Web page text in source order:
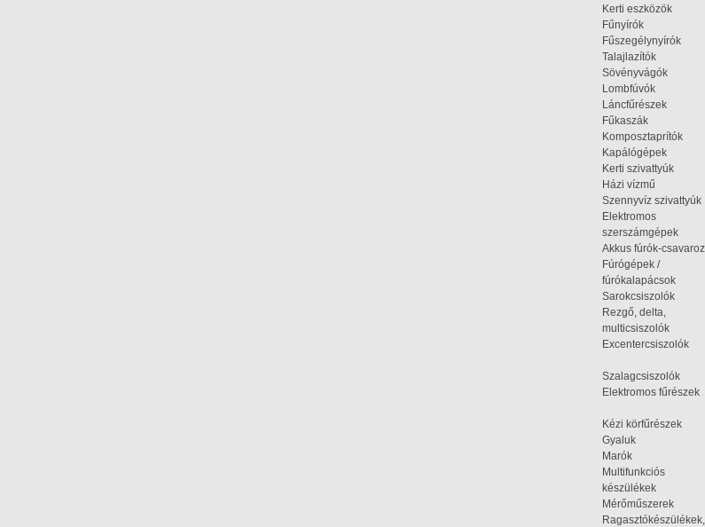
Kerti eszközök
Fűnyírók
Fűszegélynyírók
Talajlazítók
Sövényvágók
Lombfúvók
Láncfűrészek
Fűkaszák
Komposztaprítók
Kapálógépek
Kerti szivattyúk
Házi vízmű
Szennyvíz szivattyúk
Elektromos
szerszámgépek
Akkus fúrók-
Fúrógépek /
fúrókalapácsok
Sarokcsiszolók
Rezgő, delta,
multicsiszolók
Szalagcsiszolók
Elektromos
Kézi körfűrészek
Gyaluk
Marók
Multifunkciós
készülékek
Mérőműszerek
Ragasztókészülékek,